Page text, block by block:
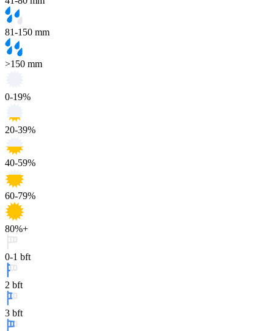
81-150 mm
>150 mm
0-19%
20-39%
40-59%
60-79%
80%+
0-1 bft
2 bft
3 bft